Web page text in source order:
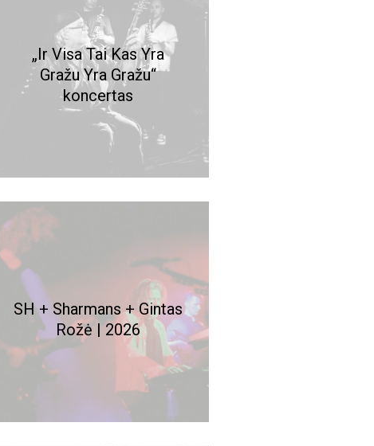
„Ir Visa Tai Kas Yra
Gražu Yra Gražu“
koncertas
SH + Sharmans + Gintas
Rožė | 2026